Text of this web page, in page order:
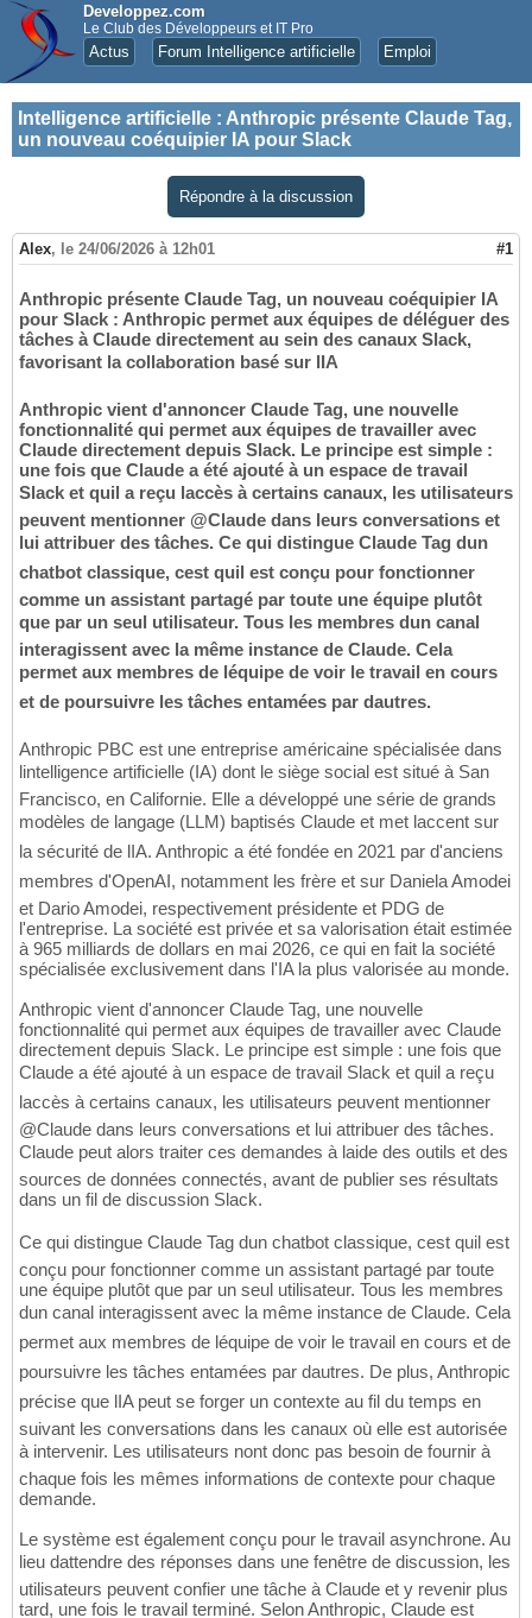
Developpez.com
Le Club des Développeurs et IT Pro
Actus Forum Intelligence artificielle Emploi
Intelligence artificielle : Anthropic présente Claude Tag,
un nouveau coéquipier IA pour Slack
Répondre à la discussion
Alex, le 24/06/2026 à 12h01 #1
Anthropic présente Claude Tag, un nouveau coéquipier IA
pour Slack : Anthropic permet aux équipes de déléguer des
tâches à Claude directement au sein des canaux Slack,
favorisant la collaboration basé sur lIA
Anthropic vient d'annoncer Claude Tag, une nouvelle
fonctionnalité qui permet aux équipes de travailler avec
Claude directement depuis Slack. Le principe est simple :
une fois que Claude a été ajouté à un espace de travail
Slack et quil a reçu laccès à certains canaux, les utilisateurs
peuvent mentionner @Claude dans leurs conversations et
lui attribuer des tâches. Ce qui distingue Claude Tag dun
chatbot classique, cest quil est conçu pour fonctionner
comme un assistant partagé par toute une équipe plutôt
que par un seul utilisateur. Tous les membres dun canal
interagissent avec la même instance de Claude. Cela
permet aux membres de léquipe de voir le travail en cours
et de poursuivre les tâches entamées par dautres.
Anthropic PBC est une entreprise américaine spécialisée dans
lintelligence artificielle (IA) dont le siège social est situé à San
Francisco, en Californie. Elle a développé une série de grands
modèles de langage (LLM) baptisés Claude et met laccent sur
la sécurité de lIA. Anthropic a été fondée en 2021 par d'anciens
membres d'OpenAI, notamment les frère et sur Daniela Amodei
et Dario Amodei, respectivement présidente et PDG de
l'entreprise. La société est privée et sa valorisation était estimée
à 965 milliards de dollars en mai 2026, ce qui en fait la société
spécialisée exclusivement dans l'IA la plus valorisée au monde.
Anthropic vient d'annoncer Claude Tag, une nouvelle
fonctionnalité qui permet aux équipes de travailler avec Claude
directement depuis Slack. Le principe est simple : une fois que
Claude a été ajouté à un espace de travail Slack et quil a reçu
laccès à certains canaux, les utilisateurs peuvent mentionner
@Claude dans leurs conversations et lui attribuer des tâches.
Claude peut alors traiter ces demandes à laide des outils et des
sources de données connectés, avant de publier ses résultats
dans un fil de discussion Slack.
Ce qui distingue Claude Tag dun chatbot classique, cest quil est
conçu pour fonctionner comme un assistant partagé par toute
une équipe plutôt que par un seul utilisateur. Tous les membres
dun canal interagissent avec la même instance de Claude. Cela
permet aux membres de léquipe de voir le travail en cours et de
poursuivre les tâches entamées par dautres. De plus, Anthropic
précise que lIA peut se forger un contexte au fil du temps en
suivant les conversations dans les canaux où elle est autorisée
à intervenir. Les utilisateurs nont donc pas besoin de fournir à
chaque fois les mêmes informations de contexte pour chaque
demande.
Le système est également conçu pour le travail asynchrone. Au
lieu dattendre des réponses dans une fenêtre de discussion, les
utilisateurs peuvent confier une tâche à Claude et y revenir plus
tard, une fois le travail terminé. Selon Anthropic, Claude est